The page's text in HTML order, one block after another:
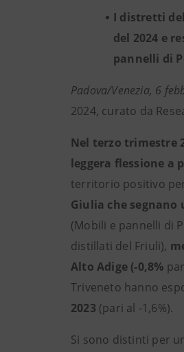
I distretti
del 2024 e
pannelli di
Padova/Venezia, 6
2024, curato da
Nel terzo trimestre
leggera flessione a
territorio positivo
Giulia che segnano
(Mobili e pannelli di
distillati del Friuli),
Alto Adige (-0,8%
Triveneto hanno
2023 (pari al -1,6%).
Si sono distinti per